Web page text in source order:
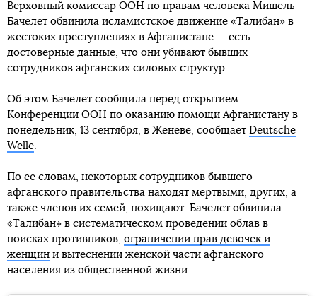
Верховный комиссар ООН по правам человека Мишель
Бачелет обвинила исламистское движение «Талибан» в
жестоких преступлениях в Афганистане — есть
достоверные данные, что они убивают бывших
сотрудников афганских силовых структур.
Об этом Бачелет сообщила перед открытием
Конференции ООН по оказанию помощи Афганистану в
понедельник, 13 сентября, в Женеве, сообщает Deutsche
Welle.
По ее словам, некоторых сотрудников бывшего
афганского правительства находят мертвыми, других, а
также членов их семей, похищают. Бачелет обвинила
«Талибан» в систематическом проведении облав в
поисках противников, ограничении прав девочек и
женщин и вытеснении женской части афганского
населения из общественной жизни.